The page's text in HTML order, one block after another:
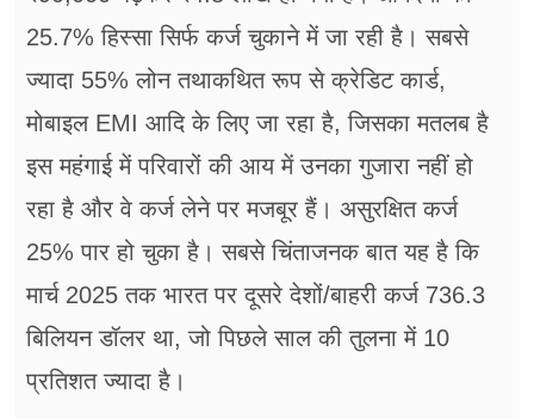
25.7% हिस्सा सिर्फ कर्ज चुकाने में जा रही है। सबसे
ज्यादा 55% लोन तथाकथित रूप से क्रेडिट कार्ड,
मोबाइल EMI आदि के लिए जा रहा है, जिसका मतलब है
इस महंगाई में परिवारों की आय में उनका गुजारा नहीं हो
रहा है और वे कर्ज लेने पर मजबूर हैं। असुरक्षित कर्ज
25% पार हो चुका है। सबसे चिंताजनक बात यह है कि
मार्च 2025 तक भारत पर दूसरे देशों/बाहरी कर्ज 736.3
बिलियन डॉलर था, जो पिछले साल की तुलना में 10
प्रतिशत ज्यादा है।